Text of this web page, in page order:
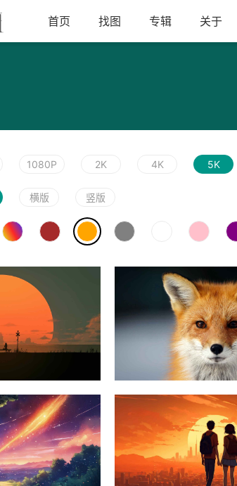
首页 找图 专辑 关于
1080P 2K 4K 5K
横版 竖版